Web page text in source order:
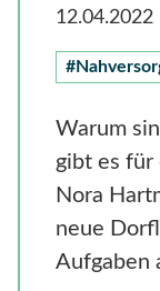
12.04.2022
Warum
gibt es für
Nora
neue
Aufgaben